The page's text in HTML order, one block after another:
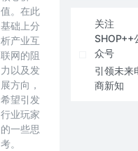
值。在此
基础上分
析产业互
联网的阻
力以及发
展方向，
希望引发
行业玩家
的一些思
考。
关注
SHOP++
众号
引领未来
商新知